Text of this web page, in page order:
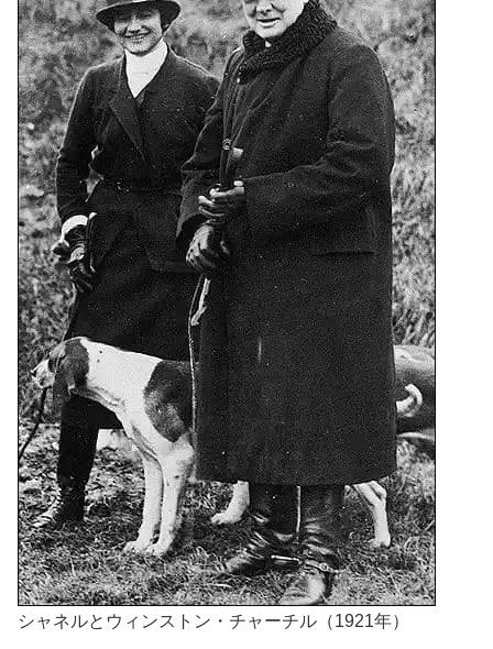
シャネルとウィンストン・チャーチル（1921年）